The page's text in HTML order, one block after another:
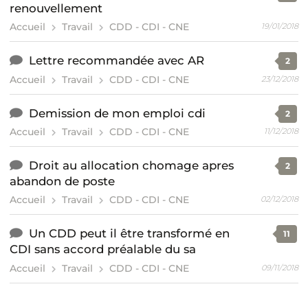
renouvellement
Accueil Travail CDD - CDI - CNE 19/01/2018
Lettre recommandée avec AR
Accueil Travail CDD - CDI - CNE
2
23/12/2018
Demission de mon emploi cdi
Accueil Travail CDD - CDI - CNE
2
11/12/2018
Droit au allocation chomage apres
abandon de poste
Accueil Travail CDD - CDI - CNE
2
02/12/2018
Un CDD peut il être transformé en
CDI sans accord préalable du sa
Accueil Travail CDD - CDI - CNE
11
09/11/2018